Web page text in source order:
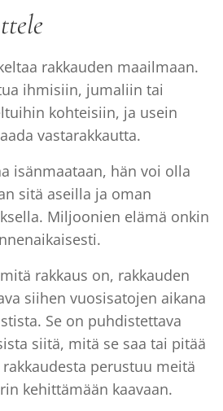
rakkauden maailmaan.
ihmisiin, jumaliin tai
kohteisiin, ja usein
vastarakkautta.
isänmaataan, hän voi olla
sitä aseilla ja oman
Miljoonien elämä onkin
rakkaus on, rakkauden
siihen vuosisatojen aikana
Se on puhdistettava
siitä, mitä se saa tai pitää
perustuu meitä
kehittämään kaavaan.